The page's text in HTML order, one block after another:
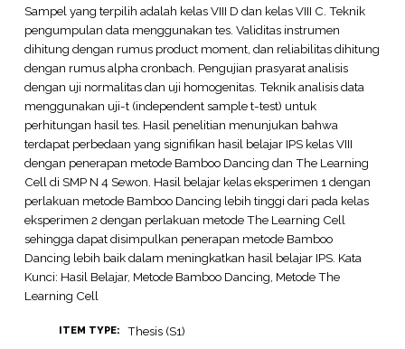
Sampel yang terpilih adalah kelas VIII D dan kelas VIII C. Teknik
pengumpulan data menggunakan tes. Validitas instrumen
dihitung dengan rumus product moment, dan reliabilitas dihitung
dengan rumus alpha cronbach. Pengujian prasyarat analisis
dengan uji normalitas dan uji homogenitas. Teknik analisis data
menggunakan uji-t (independent sample t-test) untuk
perhitungan hasil tes. Hasil penelitian menunjukan bahwa
terdapat perbedaan yang signifikan hasil belajar IPS kelas VIII
dengan penerapan metode Bamboo Dancing dan The Learning
Cell di SMP N 4 Sewon. Hasil belajar kelas eksperimen 1 dengan
perlakuan metode Bamboo Dancing lebih tinggi dari pada kelas
eksperimen 2 dengan perlakuan metode The Learning Cell
sehingga dapat disimpulkan penerapan metode Bamboo
Dancing lebih baik dalam meningkatkan hasil belajar IPS. Kata
Kunci: Hasil Belajar, Metode Bamboo Dancing, Metode The
Learning Cell
ITEM TYPE: Thesis (S1)